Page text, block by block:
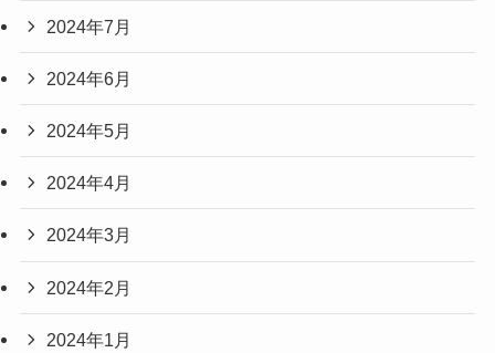
2024年7月
2024年6月
2024年5月
2024年4月
2024年3月
2024年2月
2024年1月